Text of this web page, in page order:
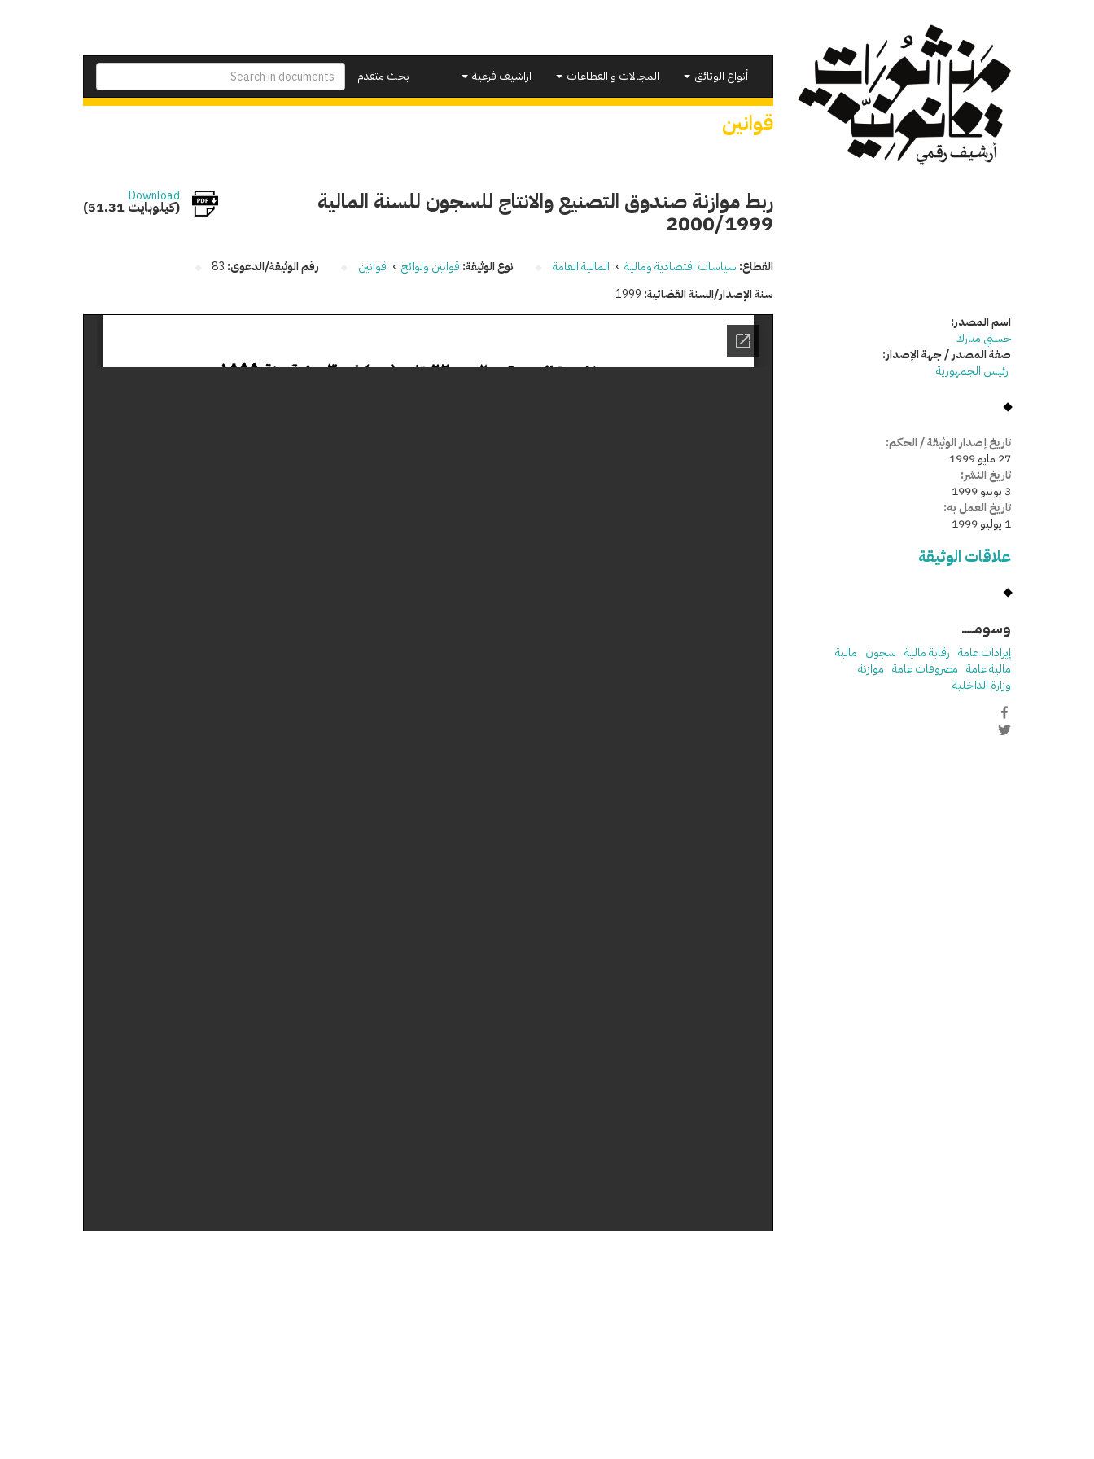
بحث متقدم
أنواع الوثائق المجالات و القطاعات اراشيف فرعية
قوانين
ربط موازنة صندوق التصنيع والانتاج للسجون للسنة المالية
2000/1999
Download
(51.31 كيلوبايت)
القطاع: سياسات اقتصادية ومالية › المالية العامة نوع الوثيقة: قوانين ولوائح › قوانين رقم الوثيقة/الدعوى: 83
سنة الإصدار/السنة القضائية: 1999
اسم المصدر:
حسني مبارك
صفة المصدر / جهة الإصدار:
رئيس الجمهورية
تاريخ إصدار الوثيقة / الحكم:
27 مايو 1999
تاريخ النشر:
3 يونيو 1999
تاريخ العمل به:
1 يوليو 1999
علاقات الوثيقة
وسومـــــ
إيرادات عامة رقابة مالية سجون مالية
مالية عامة مصروفات عامة موازنة
وزارة الداخلية